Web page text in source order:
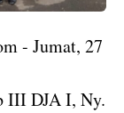
- Jumat, 27
III DJA I, Ny.